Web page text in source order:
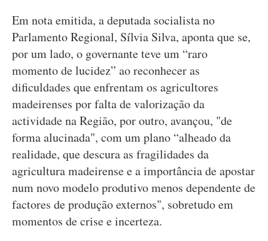
Em nota emitida, a deputada socialista no
Parlamento Regional, Sílvia Silva, aponta que se,
por um lado, o governante teve um “raro
momento de lucidez” ao reconhecer as
dificuldades que enfrentam os agricultores
madeirenses por falta de valorização da
actividade na Região, por outro, avançou, "de
forma alucinada", com um plano “alheado da
realidade, que descura as fragilidades da
agricultura madeirense e a importância de apostar
num novo modelo produtivo menos dependente de
factores de produção externos", sobretudo em
momentos de crise e incerteza.